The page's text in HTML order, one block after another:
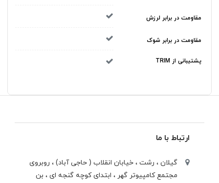
مقاومت در برابر لرزش
مقاومت در برابر شوک
پشتیبانی از TRIM
ارتباط با ما
گیلان ، رشت ، خيابان انقلاب ( حاجی آباد) ، روبروی
مجتمع كامپيوتر گهر ، ابتدای كوچه گنجه ای ، بن